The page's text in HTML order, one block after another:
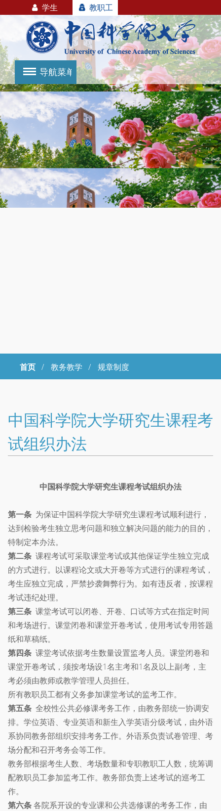
学生 教职工
首页 / 教务教学 / 规章制度
中国科学院大学研究生课程考
试组织办法
中国科学院大学研究生课程考试组织办法
第一条 为保证中国科学院大学研究生课程考试顺利进行，
达到检验考生独立思考问题和独立解决问题的能力的目的，
特制定本办法。
第二条 课程考试可采取课堂考试或其他保证学生独立完成
的方式进行。以课程论文或大开卷等方式进行的课程考试，
考生应独立完成，严禁抄袭舞弊行为。如有违反者，按课程
考试违纪处理。
第三条 课堂考试可以闭卷、开卷、口试等方式在指定时间
和考场进行。课堂闭卷和课堂开卷考试，使用考试专用答题
纸和草稿纸。
第四条 课堂考试依据考生数量设置监考人员。课堂闭卷和
课堂开卷考试，须按考场设1名主考和1名及以上副考，主
考必须由教师或教学管理人员担任。
所有教职员工都有义务参加课堂考试的监考工作。
第五条 全校性公共必修课考务工作，由教务部统一协调安
排。学位英语、专业英语和新生入学英语分级考试，由外语
系协同教务部组织安排考务工作。外语系负责试卷管理、考
场分配和召开考务会等工作。
教务部根据考生人数、考场数量和专职教职工人数，统筹调
配教职员工参加监考工作。教务部负责上述考试的巡考工
作。
第六条各院系开设的专业课和公共选修课的考务工作，由